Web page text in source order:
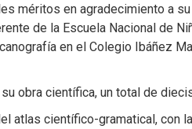
méritos en agradecimiento a
de la Escuela Nacional de
en el Colegio Ibáñez
obra científica, un total de
científico-gramatical, con